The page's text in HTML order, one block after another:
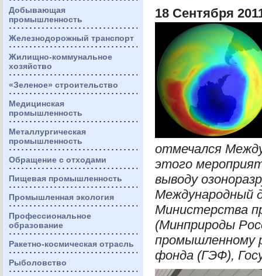
Добывающая
промышленность
Железнодорожный транспорт
Жилищно-коммунальное
хозяйство
«Зеленое» строительство
Медицинская
промышленность
Металлургическая
промышленность
Обращение с отходами
Пищевая промышленность
Промышленная экология
Профессиональное
образование
Ракетно-космическая отрасль
Рыболовство
18 Сентября
отмечался
этого
выводу
Международный
Министерства
(Минприроды
промышленному
фонда (ГЭФ),